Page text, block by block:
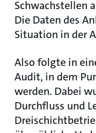
Schwachstellen
Die Daten des
Situation in der
Also folgte in
Audit, in dem
werden. Dabei
Durchfluss und